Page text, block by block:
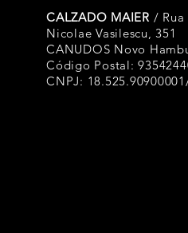
CALZADO MAIER / Rua
Nicolae Vasilescu, 351
CANUDOS Novo
Código Postal:
CNPJ: